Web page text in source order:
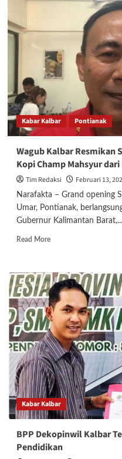
Tema
untuk
Kota
Pontianak”
Tekankan
Semangat
Kolaborasi
Kabar Kalbar Pontianak
Wagub Kalbar Resmikan
Kopi Champ Mahsyur
Tim Redaksi Februari 13,
Narafakta – Grand opening
Umar, Pontianak,
Gubernur Kalimantan Barat,...
Read MoreRead
Wagub
Kalbar
Resmikan
Selayar
Kopi
Tiam
di
Pontianak,
Kopi
Champ
Mahsyur
dari
Negeri
Jiran
Andalan
Kabar Kalbar
BPP Dekopinwil Kalbar
Pendidikan